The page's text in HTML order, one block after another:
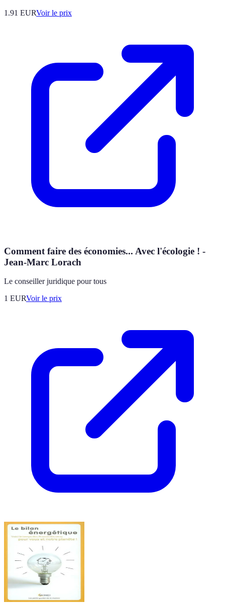
1.91 EURVoir le prix
Comment faire des économies... Avec l'écologie ! -
Jean-Marc Lorach
Le conseiller juridique pour tous
1 EURVoir le prix